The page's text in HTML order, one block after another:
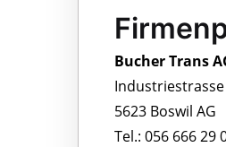
Bucher Trans
5623 Boswil AG
Tel.: 056 666 29